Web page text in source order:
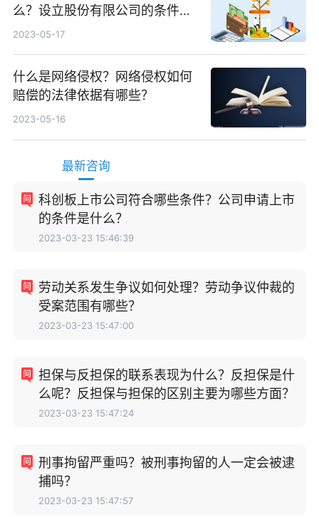
么？设立股份有限公司的条件是
什么？
2023-05-17
什么是网络侵权？网络侵权如何
赔偿的法律依据有哪些？
2023-05-16
最新咨询
科创板上市公司符合哪些条件？公司申请上市
的条件是什么？
2023-03-23 15:46:39
劳动关系发生争议如何处理？劳动争议仲裁的
受案范围有哪些？
2023-03-23 15:47:00
担保与反担保的联系表现为什么？反担保是什
么呢？反担保与担保的区别主要为哪些方面？
2023-03-23 15:47:24
刑事拘留严重吗？被刑事拘留的人一定会被逮
捕吗？
2023-03-23 15:47:57